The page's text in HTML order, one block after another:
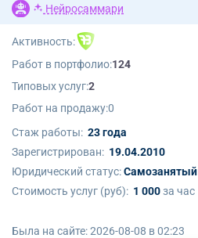
Нейросаммари
Активность:
Работ в портфолио:124
Типовых услуг:2
Работ на продажу:0
Стаж работы: 23 года
Зарегистрирован: 19.04.2010
Юридический статус:Самозанятый
Стоимость услуг (руб): 1 000за час
Была на сайте:2026-08-08 в 02:23